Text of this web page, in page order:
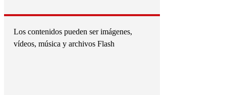
Los contenidos pueden ser imágenes,
vídeos, música y archivos Flash